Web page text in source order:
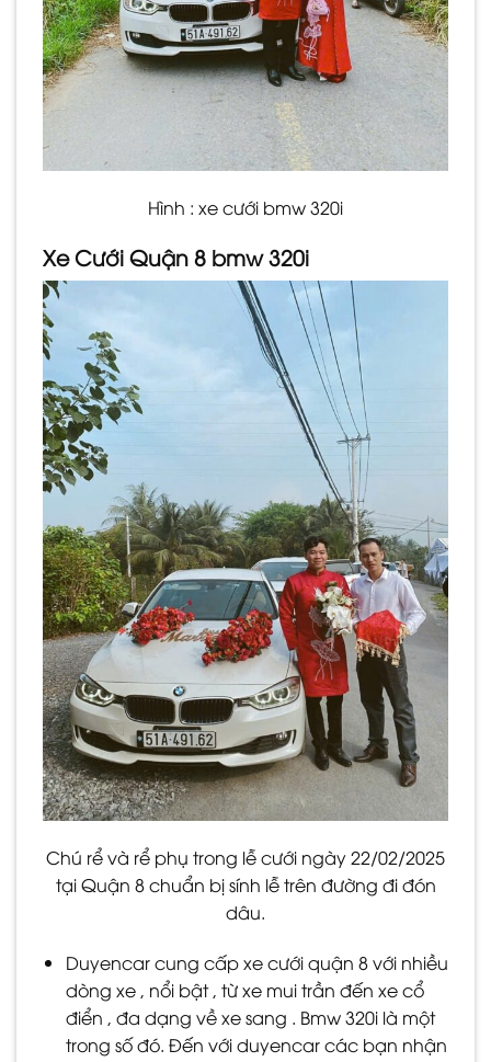
Hình : xe cưới bmw 320i
Xe Cưới Quận 8 bmw 320i
Chú rể và rể phụ trong lễ cưới ngày 22/02/2025
tại Quận 8 chuẩn bị sính lễ trên đường đi đón
dâu.
Duyencar cung cấp xe cưới quận 8 với nhiều
dòng xe , nổi bật , từ xe mui trần đến xe cổ
điển , đa dạng về xe sang . Bmw 320i là một
trong số đó. Đến với duyencar các bạn nhận